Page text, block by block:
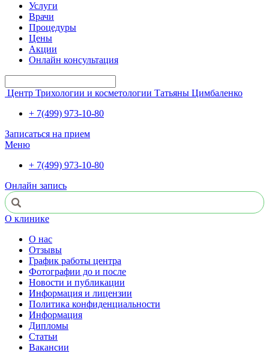
Услуги
Врачи
Процедуры
Цены
Акции
Онлайн консультация
Центр Трихологии и косметологии Татьяны Цимбаленко
+ 7(499) 973-10-80
Записаться на прием
Меню
+ 7(499) 973-10-80
Онлайн запись
О клинике
О нас
Отзывы
График работы центра
Фотографии до и после
Новости и публикации
Информация и лицензии
Политика конфиденциальности
Информация
Дипломы
Статьи
Вакансии